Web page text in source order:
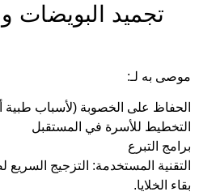
تجميد البويضات
موصى به لـ:
الحفاظ على الخصوبة (لأسباب طبية
التخطيط للأسرة في المستقبل
برامج التبرع
التقنية المستخدمة: التزجيج
بقاء الخلايا.